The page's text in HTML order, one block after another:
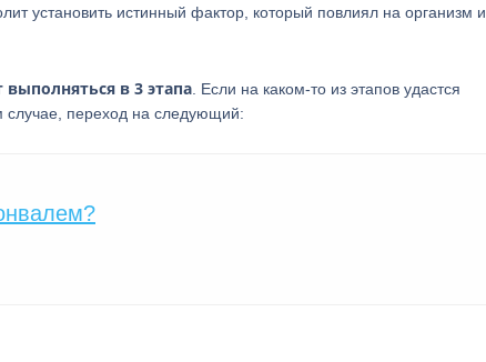
установить истинный фактор, который повлиял на организм и
выполняться в 3 этапа . Если на каком-то из этапов удастся
случае, переход на следующий: